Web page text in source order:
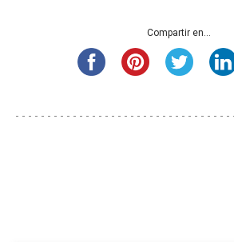
Compartir en...